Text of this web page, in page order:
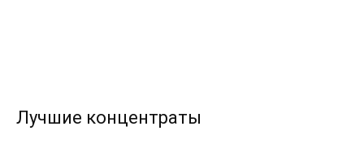
Лучшие концентраты